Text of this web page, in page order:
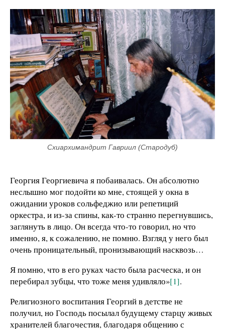
Схиархимандрит Гавриил (Стародуб)
Георгия Георгиевича я побаивалась. Он абсолютно
неслышно мог подойти ко мне, стоящей у окна в
ожидании уроков сольфеджио или репетиций
оркестра, и из-за спины, как-то странно перегнувшись,
заглянуть в лицо. Он всегда что-то говорил, но что
именно, я, к сожалению, не помню. Взгляд у него был
очень проницательный, пронизывающий насквозь…
Я помню, что в его руках часто была расческа, и он
перебирал зубцы, что тоже меня удивляло»[1].
Религиозного воспитания Георгий в детстве не
получил, но Господь посылал будущему старцу живых
хранителей благочестия, благодаря общению с